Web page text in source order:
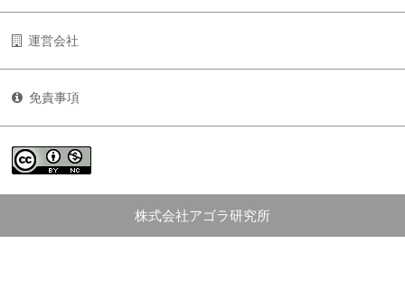
運営会社
免責事項
株式会社アゴラ研究所